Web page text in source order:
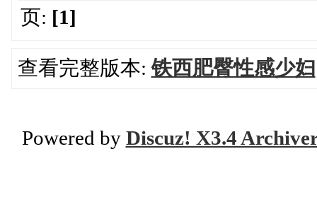
页: [1]
查看完整版本:铁西肥臀性感少妇
Powered by Discuz! X3.4